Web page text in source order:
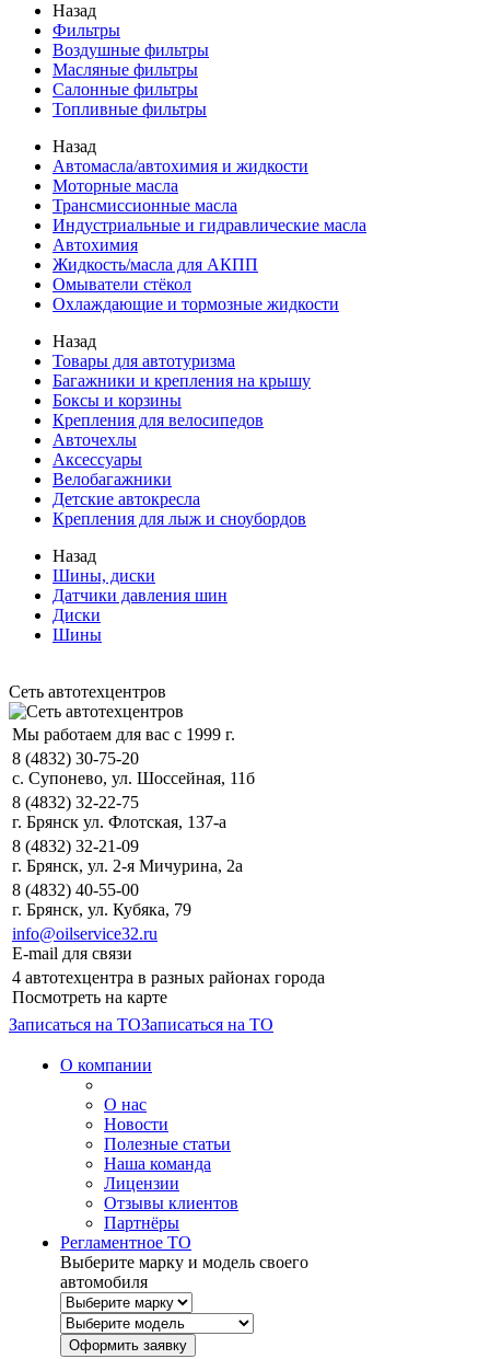
Назад
Фильтры
Воздушные фильтры
Масляные фильтры
Салонные фильтры
Топливные фильтры
Назад
Автомасла/автохимия и жидкости
Моторные масла
Трансмиссионные масла
Индустриальные и гидравлические масла
Автохимия
Жидкость/масла для АКПП
Омыватели стёкол
Охлаждающие и тормозные жидкости
Назад
Товары для автотуризма
Багажники и крепления на крышу
Боксы и корзины
Крепления для велосипедов
Авточехлы
Аксессуары
Велобагажники
Детские автокресла
Крепления для лыж и сноубордов
Назад
Шины, диски
Датчики давления шин
Диски
Шины
Сеть автотехцентров
Мы работаем для вас с 1999 г.
8 (4832) 30-75-20
с. Супонево, ул. Шоссейная, 11б
8 (4832) 32-22-75
г. Брянск ул. Флотская, 137-а
8 (4832) 32-21-09
г. Брянск, ул. 2-я Мичурина, 2а
8 (4832) 40-55-00
г. Брянск, ул. Кубяка, 79
info@oilservice32.ru
E-mail для связи
4 автотехцентра в разных районах города
Посмотреть на карте
Записаться на ТОЗаписаться на ТО
О компании
О нас
Новости
Полезные статьи
Наша команда
Лицензии
Отзывы клиентов
Партнёры
Регламентное ТО
Выберите марку и модель своего
автомобиля